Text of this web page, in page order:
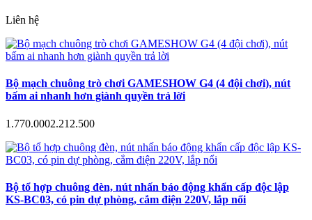
Liên hệ
Bộ mạch chuông trò chơi GAMESHOW G4 (4 đội chơi), nút
bấm ai nhanh hơn giành quyền trả lời
1.770.0002.212.500
Bộ tổ hợp chuông đèn, nút nhấn báo động khẩn cấp độc lập
KS-BC03, có pin dự phòng, cắm điện 220V, lắp nổi